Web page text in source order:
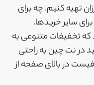
تهیه کنیم. چه برای
سایر خریدها.
تخفیفات متنوعی به
در نت چین به راحتی
در بالای صفحه از